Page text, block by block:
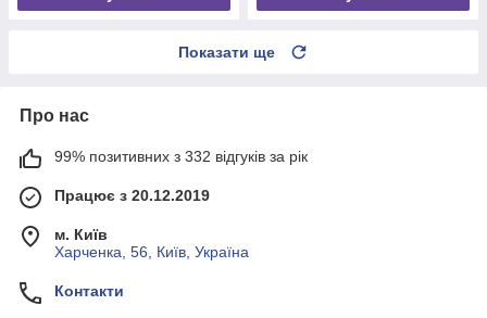
Показати ще
Про нас
99% позитивних з 332 відгуків за рік
Працює з 20.12.2019
м. Київ
Харченка, 56, Київ, Україна
Контакти